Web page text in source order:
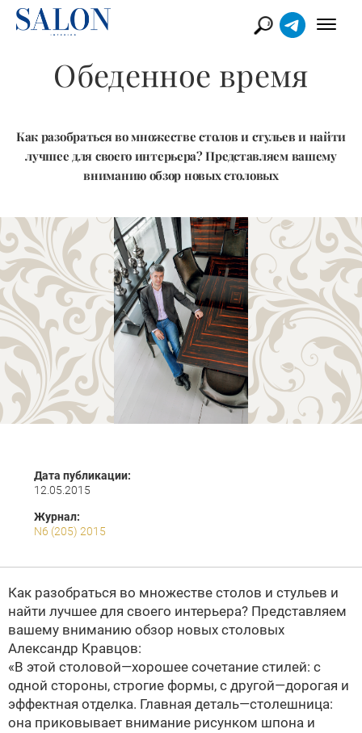
Обеденное время
Как разобраться во множестве столов и стульев и найти
лучшее для своего интерьера? Представляем вашему
вниманию обзор новых столовых
Дата публикации:
12.05.2015
Журнал:
N6 (205) 2015
Как разобраться во множестве столов и стульев и
найти лучшее для своего интерьера? Представляем
вашему вниманию обзор новых столовых
Александр Кравцов:
«В этой столовой—хорошее сочетание стилей: с
одной стороны, строгие формы, с другой—дорогая и
эффектная отделка. Главная деталь—столешница:
она приковывает внимание рисунком шпона и